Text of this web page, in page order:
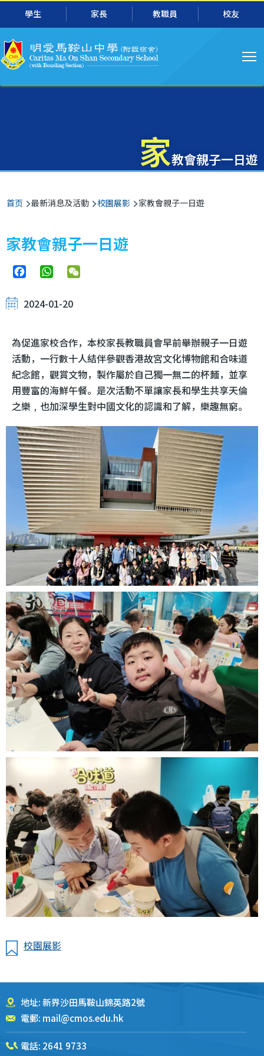
跳转到主要内容
學生 家長 教職員 校友
导
航
家教會親子一日遊
面
包
屑
首页 最新消息及活動 校園展影 家教會親子一日遊
家教會親子一日遊
FacebookWhatsApp
2024-01-20
為促進家校合作，本校家長教職員會早前舉辦親子一日遊
活動，一行數十人結伴參觀香港故宮文化博物館和合味道
紀念館，觀賞文物，製作屬於自己獨一無二的杯麵，並享
用豐富的海鮮午餐。是次活動不單讓家長和學生共享天倫
之樂﹐也加深學生對中國文化的認識和了解，樂趣無窮。
校園展影
地址: 新界沙田馬鞍山錦英路2號
電郵: mail@cmos.edu.hk
電話: 2641 9733